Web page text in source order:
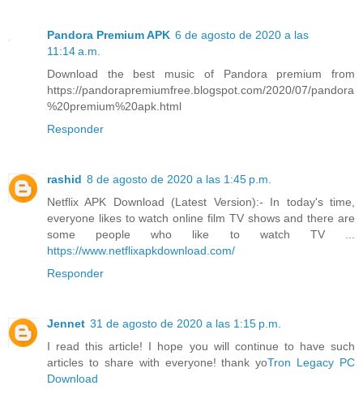
Pandora Premium APK 6 de agosto de 2020 a las
11:14 a.m.
Download the best music of Pandora premium from
https://pandorapremiumfree.blogspot.com/2020/07/pandora
%20premium%20apk.html
Responder
rashid 8 de agosto de 2020 a las 1:45 p.m.
Netflix APK Download (Latest Version):- In today's time,
everyone likes to watch online film TV shows and there are
some people who like to watch TV ...
https://www.netflixapkdownload.com/
Responder
Jennet 31 de agosto de 2020 a las 1:15 p.m.
I read this article! I hope you will continue to have such
articles to share with everyone! thank yoTron Legacy PC
Download